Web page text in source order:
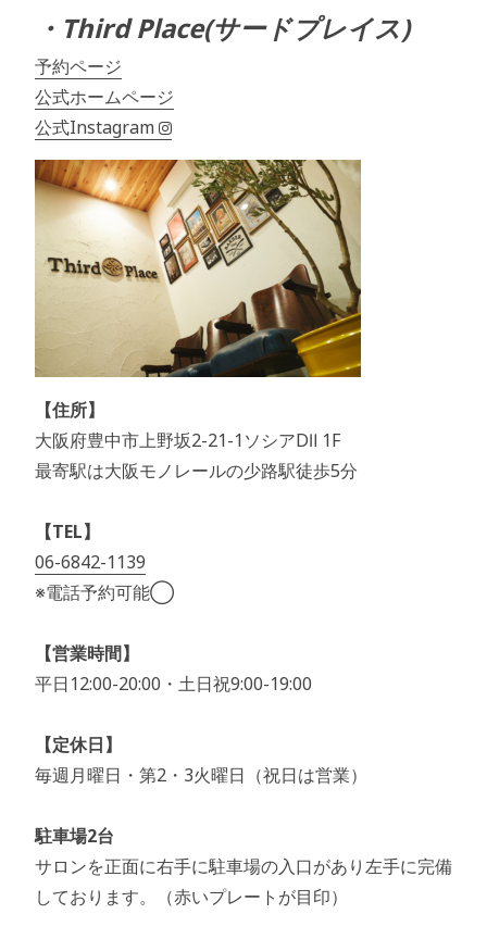
・Third Place(サードプレイス)
予約ページ
公式ホームページ
公式Instagram
【住所】
大阪府豊中市上野坂2-21-1ソシアDⅡ 1F
最寄駅は大阪モノレールの少路駅徒歩5分
【TEL】
06-6842-1139
※電話予約可能◯
【営業時間】
平日12:00-20:00・土日祝9:00-19:00
【定休日】
毎週月曜日・第2・3火曜日（祝日は営業）
駐車場2台
サロンを正面に右手に駐車場の入口があり左手に完備
しております。（赤いプレートが目印）